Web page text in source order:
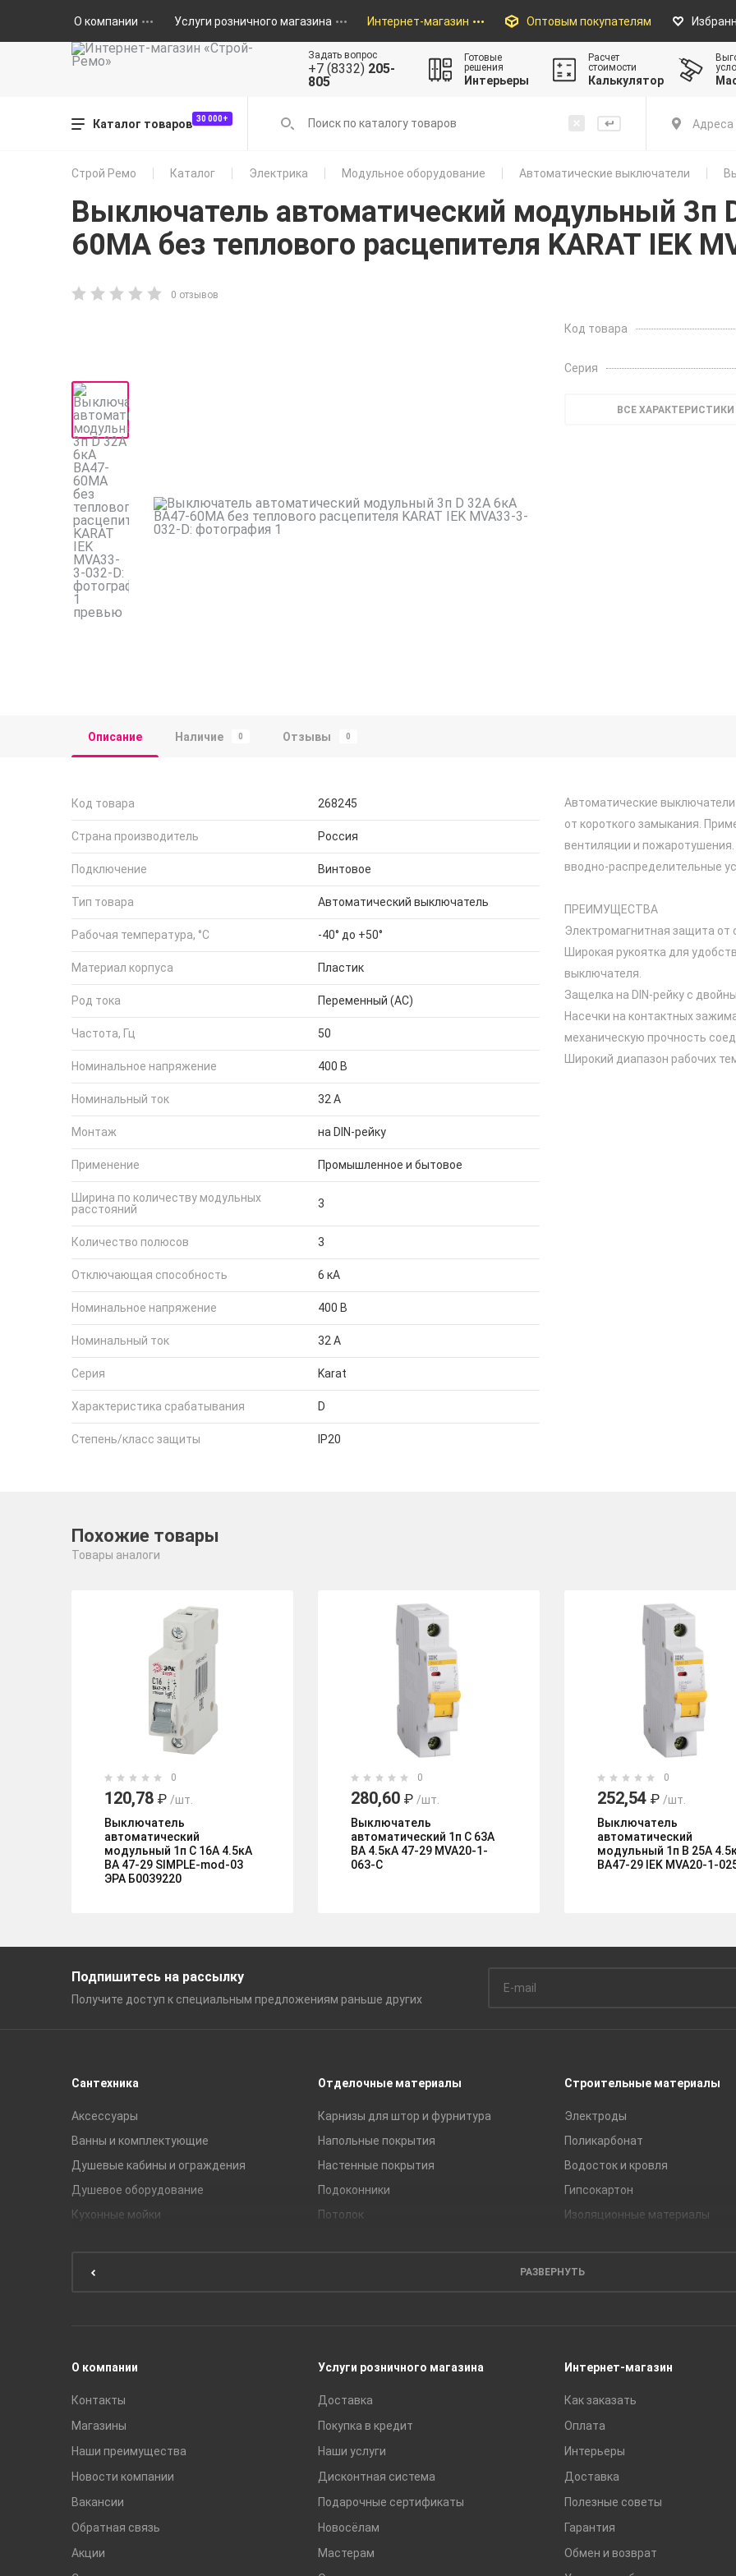
О компании Услуги розничного магазина Интернет-магазин Оптовым покупателям
Задать вопрос
+7 (8332) 205-
805
Готовые
решения
Интерьеры
Расчет
стоимости
Калькулятор
Каталог товаров 30 000+ Адреса
Строй Ремо Каталог Электрика Модульное оборудование Автоматические выключатели
Выключатель автоматический модульный 3п
60МА без теплового расцепителя KARAT IEK
0 отзывов
Код товара
Серия
ВСЕ ХАРАКТЕРИСТИКИ
Описание Наличие 0 Отзывы 0
Код товара 268245
Страна производитель Россия
Подключение Винтовое
Тип товара Автоматический выключатель
Рабочая температура, °C -40° до +50°
Материал корпуса Пластик
Род тока Переменный (AC)
Частота, Гц 50
Номинальное напряжение 400 В
Номинальный ток 32 А
Монтаж на DIN-рейку
Применение Промышленное и бытовое
Ширина по количеству модульных
расстояний
3
Количество полюсов 3
Отключающая способность 6 кА
Номинальное напряжение 400 В
Номинальный ток 32 А
Серия Karat
Характеристика срабатывания D
Степень/класс защиты IP20
Автоматические
от короткого замыкания.
вентиляции и
вводно-распределительные
ПРЕИМУЩЕСТВА
Электромагнитная защита от
Широкая рукоятка для
выключателя.
Защелка на DIN-рейку с
Насечки на контактных
механическую прочность
Широкий диапазон рабочих
Похожие товары
Товары аналоги
0
120,78 ₽ /шт.
Выключатель
автоматический
модульный 1п C 16А 4.5кА
ВА 47-29 SIMPLE-mod-03
ЭРА Б0039220
0
280,60 ₽ /шт.
Выключатель
автоматический 1п С 63А
ВА 4.5кА 47-29 MVA20-1-
063-C
0
252,54 ₽ /шт.
Выключатель
автоматический
модульный 1п B 25А
ВА47-29 IEK MVA20-1-
Подпишитесь на рассылку
Получите доступ к специальным предложениям раньше других
Сантехника
Аксессуары
Ванны и комплектующие
Душевые кабины и ограждения
Душевое оборудование
Кухонные мойки
Отделочные материалы
Карнизы для штор и фурнитура
Напольные покрытия
Настенные покрытия
Подоконники
Потолок
Строительные материалы
Электроды
Поликарбонат
Водосток и кровля
Гипсокартон
Изоляционные материалы
Сухие смеси
РАЗВЕРНУТЬ
О компании
Контакты
Магазины
Наши преимущества
Новости компании
Вакансии
Обратная связь
Акции
Услуги розничного магазина
Доставка
Покупка в кредит
Наши услуги
Дисконтная система
Подарочные сертификаты
Новосёлам
Мастерам
Интернет-магазин
Как заказать
Оплата
Интерьеры
Доставка
Полезные советы
Гарантия
Обмен и возврат